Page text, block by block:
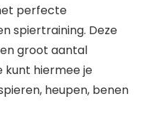
perfecte
spiertraining. Deze
groot aantal
kunt hiermee je
heupen, benen